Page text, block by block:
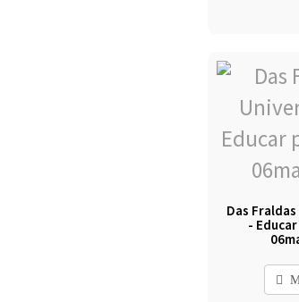
Das
-